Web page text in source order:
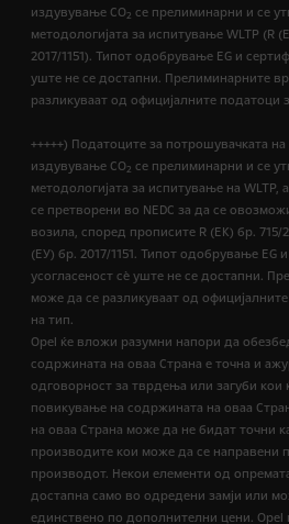
издувување CO2 се прелиминарни и се
методологијата за испитување WLTP (R
2017/1151). Типот одобрување EG и
уште не се достапни. Прелиминарните
разликуваат од официјалните податоци
+++++) Податоците за потрошувачката
издувување CO2 се прелиминарни и се
методологијата за испитување на WLTP,
се претворени во NEDC за да се
возила, според прописите R (EК) бр. 715/
(ЕУ) бр. 2017/1151. Типот одобрување EG
усогласеност сѐ уште не се достапни.
може да се разликуваат од
на тип.
Opel ќе вложи разумни напори да
содржината на оваа Страна е точна и
одговорност за тврдења или загуби кои
повикување на содржината на оваа
на оваа Страна може да не бидат точни
производите кои може да се направени
производот. Некои елементи од
достапна само во одредени замји или
единствено по дополнителни цени. Opel